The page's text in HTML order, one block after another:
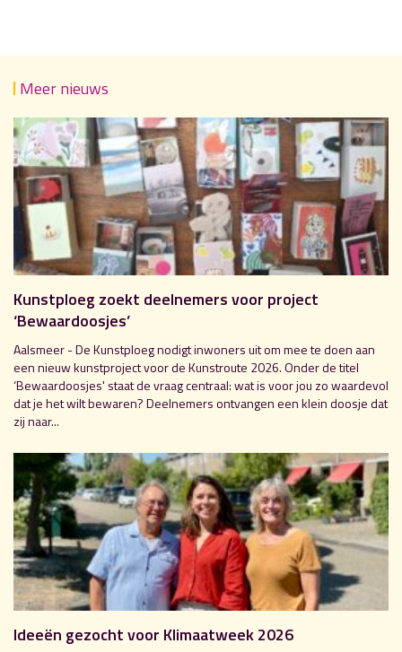
Meer nieuws
Kunstploeg zoekt deelnemers voor project
‘Bewaardoosjes’
Aalsmeer - De Kunstploeg nodigt inwoners uit om mee te doen aan
een nieuw kunstproject voor de Kunstroute 2026. Onder de titel
‘Bewaardoosjes' staat de vraag centraal: wat is voor jou zo waardevol
dat je het wilt bewaren? Deelnemers ontvangen een klein doosje dat
zij naar...
Ideeën gezocht voor Klimaatweek 2026